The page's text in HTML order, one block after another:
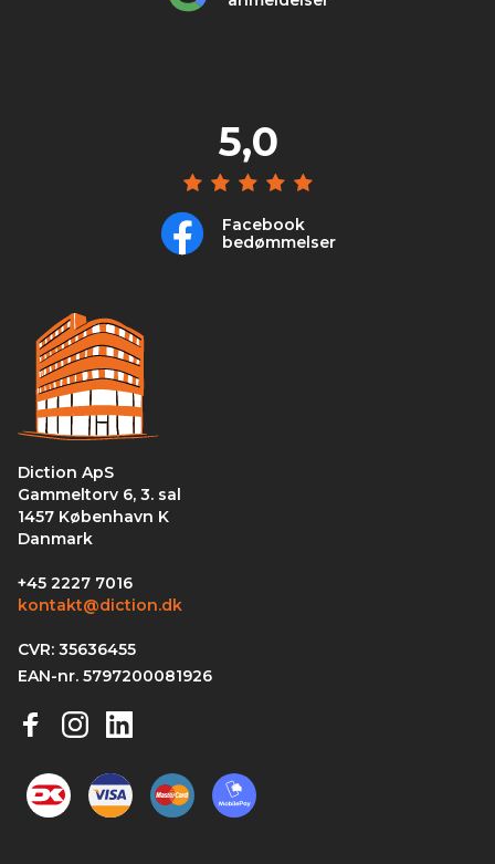
5,0
Facebook
bedømmelser
Diction ApS
Gammeltorv 6, 3. sal
1457 København K
Danmark
+45 2227 7016
kontakt@diction.dk
CVR: 35636455
EAN-nr. 5797200081926